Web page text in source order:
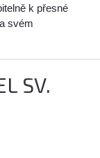
k přesné
svém
SV.